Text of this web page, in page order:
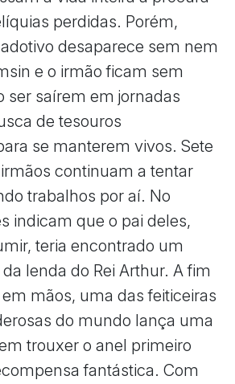
perdidas. Porém,
desaparece sem nem
e o irmão ficam sem
ser saírem em jornadas
de tesouros
se manterem vivos. Sete
continuam a tentar
trabalhos por aí. No
indicam que o pai deles,
teria encontrado um
lenda do Rei Arthur. A fim
mãos, uma das feiticeiras
do mundo lança uma
trouxer o anel primeiro
fantástica. Com